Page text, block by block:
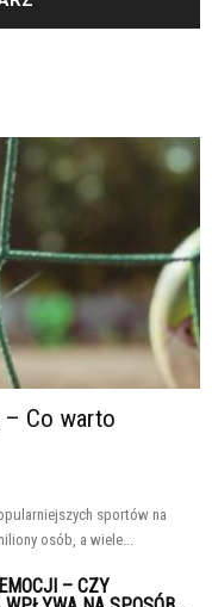
– Co warto
sportów na
osób, a wiele...
– CZY